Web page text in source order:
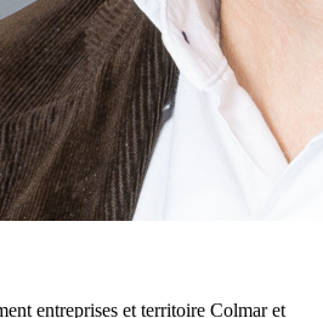
entreprises et territoire Colmar et